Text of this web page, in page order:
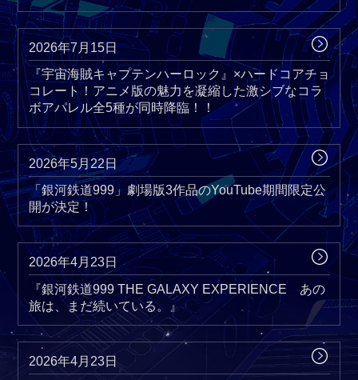
2026年7月15日
『宇宙海賊キャプテンハーロック』×ハードコアチョ
コレート！アニメ版の魅力を凝縮した激シブなコラ
ボアパレル全5種が同時降臨！！
2026年5月22日
「銀河鉄道999」劇場版3作品のYouTube期間限定公
開が決定！
2026年4月23日
『銀河鉄道999 THE GALAXY EXPERIENCE あの
旅は、まだ続いている。』
2026年4月23日